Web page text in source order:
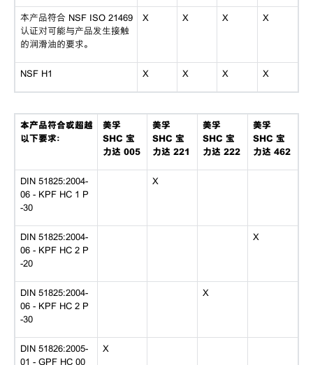
本产品符合 NSF ISO 21469
认证对可能与产品发生接触
的润滑油的要求。
X X X X
NSF H1 X X X X
本产品符合或超越
以下要求：
美孚
SHC 宝
力达 005
美孚
SHC 宝
力达 221
美孚
SHC 宝
力达 222
美孚
SHC 宝
力达 462
DIN 51825:2004-
06 - KPF HC 1 P
-30
X
DIN 51825:2004-
06 - KPF HC 2 P
-20
X
DIN 51825:2004-
06 - KPF HC 2 P
-30
X
DIN 51826:2005-
01 - GPF HC 00
X